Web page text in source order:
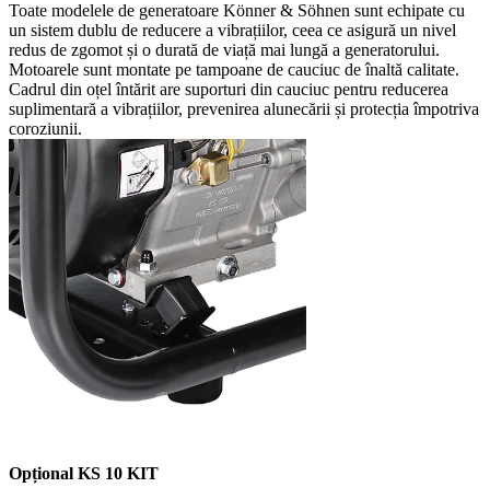
Toate modelele de generatoare Könner & Söhnen sunt echipate cu
un sistem dublu de reducere a vibrațiilor, ceea ce asigură un nivel
redus de zgomot și o durată de viață mai lungă a generatorului.
Motoarele sunt montate pe tampoane de cauciuc de înaltă calitate.
Cadrul din oțel întărit are suporturi din cauciuc pentru reducerea
suplimentară a vibrațiilor, prevenirea alunecării și protecția împotriva
coroziunii.
Opțional KS 10 KIT